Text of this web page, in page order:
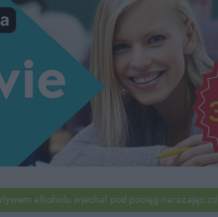
wjechał pod pociąg narażając zdrowie i